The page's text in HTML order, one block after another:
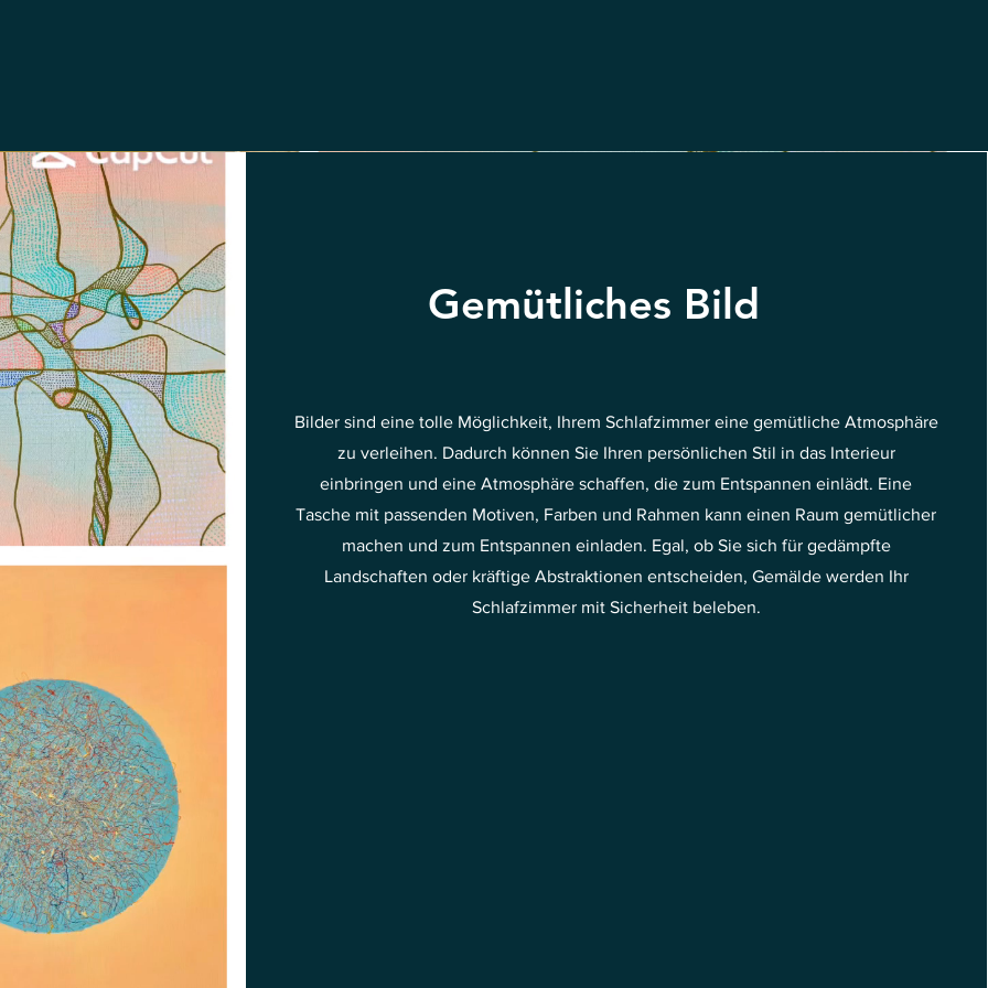
Gemütliches Bild
Bilder sind eine tolle Möglichkeit, Ihrem Schlafzimmer eine gemütliche Atmosphäre
zu verleihen. Dadurch können Sie Ihren persönlichen Stil in das Interieur
einbringen und eine Atmosphäre schaffen, die zum Entspannen einlädt. Eine
Tasche mit passenden Motiven, Farben und Rahmen kann einen Raum gemütlicher
machen und zum Entspannen einladen. Egal, ob Sie sich für gedämpfte
Landschaften oder kräftige Abstraktionen entscheiden, Gemälde werden Ihr
Schlafzimmer mit Sicherheit beleben.